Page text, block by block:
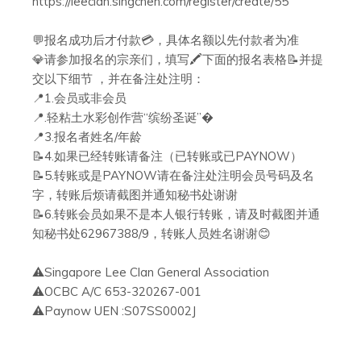
💬报名成功后才付款💳，具体名额以先付款者为准
💎请参加报名的宗亲们，填写🖍下面的报名表格📝并提
交以下细节 ，并在备注处注明：
📍1.会员或非会员
📍.轻粘土水彩创作营“缤纷圣诞”�
📍3.报名者姓名/年龄
📝4.如果已经转账请备注（已转账或已PAYNOW）
📝5.转账或是PAYNOW请在备注处注明会员号码及名
字，转账后烦请截图并通知秘书处谢谢
📝6.转账会员如果不是本人银行转账，请及时截图并通
知秘书处62967388/9，转账人员姓名谢谢😊
⚠️Singapore Lee Clan General Association
⚠️OCBC A/C 653-320267-001
⚠️Paynow UEN :S07SS0002J